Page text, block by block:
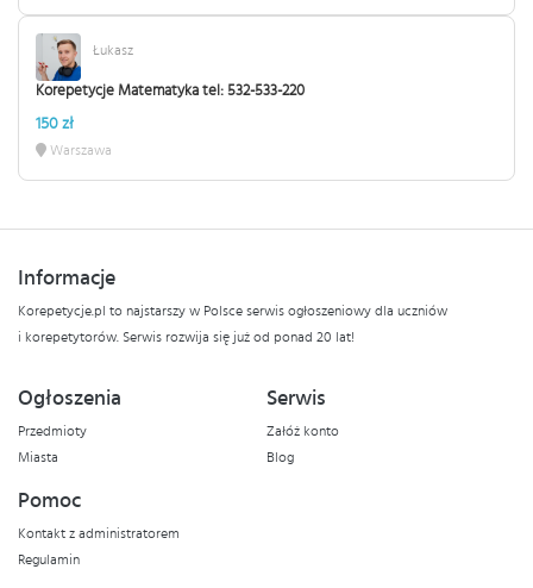
Łukasz
Korepetycje Matematyka tel: 532-533-220
150 zł
Warszawa
Informacje
Korepetycje.pl to najstarszy w Polsce serwis ogłoszeniowy dla uczniów
i korepetytorów. Serwis rozwija się już od ponad 20 lat!
Ogłoszenia
Przedmioty
Miasta
Serwis
Załóż konto
Blog
Pomoc
Kontakt z administratorem
Regulamin